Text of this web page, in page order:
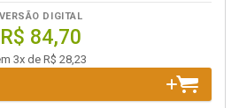
VERSÃO DIGITAL
R$ 84,70
3x de R$ 28,23